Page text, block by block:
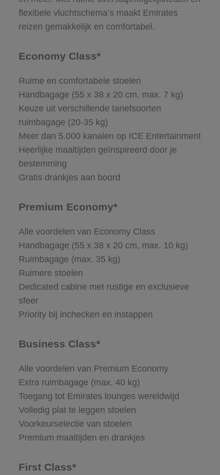
flexibele vluchtschema’s maakt Emirates
reizen gemakkelijk en comfortabel.
Economy Class*
Ruime en comfortabele stoelen
Handbagage (55 x 38 x 20 cm, max. 7 kg)
Keuze uit verschillende tariefsoorten
ruimbagage (20-35 kg)
Meer dan 5.000 kanalen op ICE Entertainment
Heerlijke maaltijden geïnspireerd door je
bestemming
Gratis drankjes aan boord
Premium Economy*
Alle voordelen van Economy Class
Handbagage (55 x 38 x 20 cm, max. 10 kg)
Ruimbagage (max. 35 kg)
Ruimere stoelen
Dedicated cabine met rustige en exclusieve
sfeer
Priority bij inchecken en instappen
Business Class*
Alle voordelen van Premium Economy
Extra ruimbagage (max. 40 kg)
Toegang tot Emirates lounges wereldwijd
Volledig plat te leggen stoelen
Voorkeurselectie van stoelen
Premium maaltijden en drankjes
First Class*